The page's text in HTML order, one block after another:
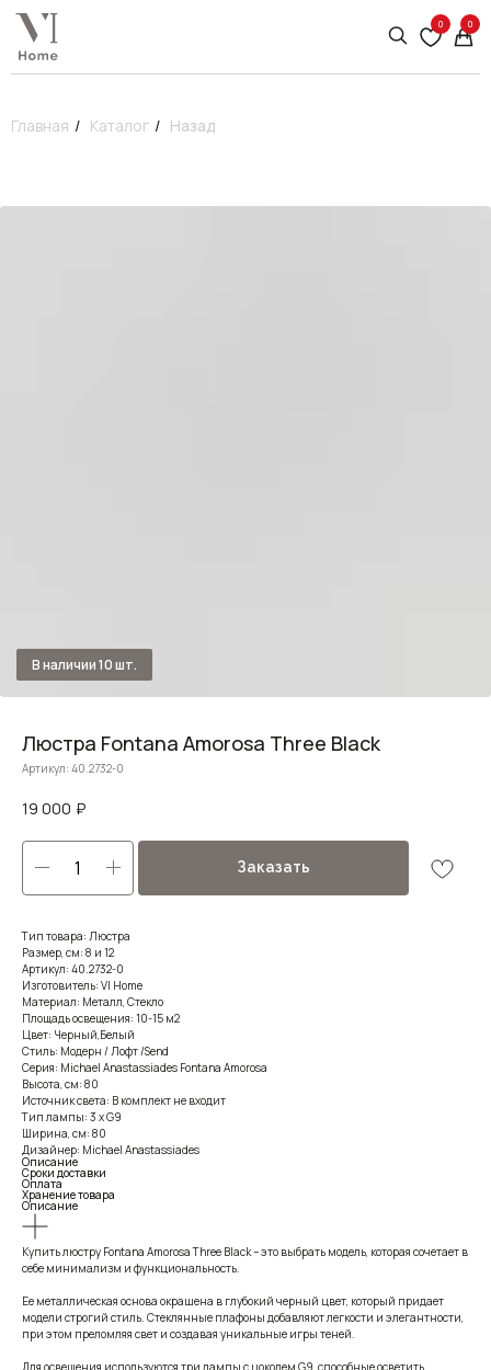
0 0
Главная / Каталог / Назад
Люстра Fontana Amorosa Three Black
Артикул: 40.2732-0
19 000 ₽
Заказать
Тип товара: Люстра
Размер, см: 8 и 12
Артикул: 40.2732-0
Изготовитель: VI Home
Материал: Металл, Стекло
Площадь освещения: 10-15 м2
Цвет: Черный,Белый
Стиль: Модерн / Лофт /Send
Серия: Michael Anastassiades Fontana Amorosa
Высота, см: 80
Источник света: В комплект не входит
Тип лампы: 3 x G9
Ширина, см: 80
Дизайнер: Michael Anastassiades
Описание
Сроки доставки
Оплата
Хранение товара
Описание
Купить люстру Fontana Amorosa Three Black – это выбрать модель, которая сочетает в
себе минимализм и функциональность.
Ее металлическая основа окрашена в глубокий черный цвет, который придает
модели строгий стиль. Стеклянные плафоны добавляют легкости и элегантности,
при этом преломляя свет и создавая уникальные игры теней.
Для освещения используются три лампы с цоколем G9, способные осветить